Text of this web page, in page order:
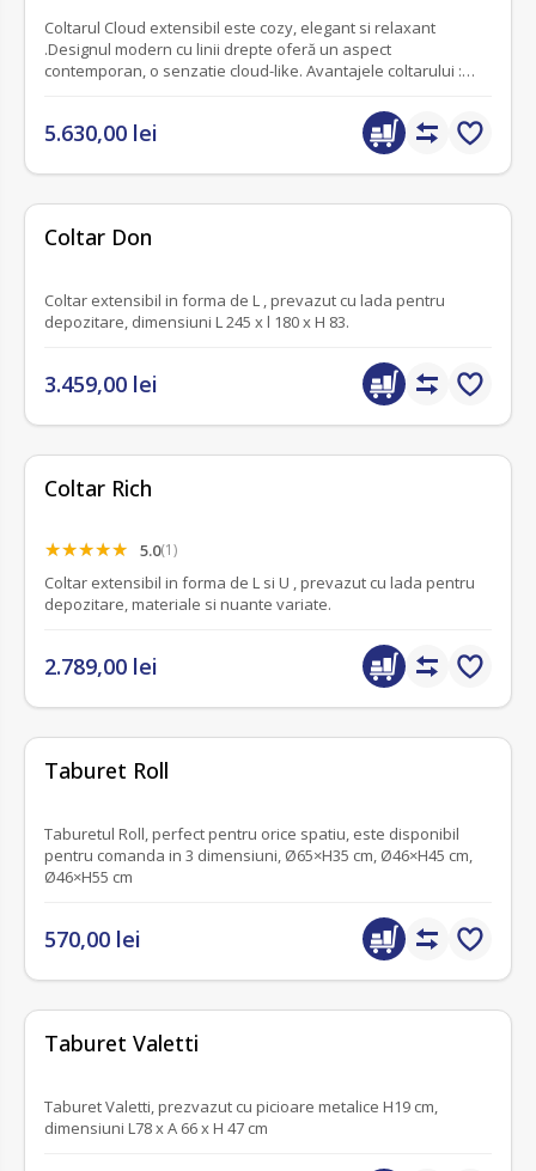
Coltarul Cloud extensibil este cozy, elegant si relaxant
.Designul modern cu linii drepte oferă un aspect
contemporan, o senzatie cloud-like. Avantajele coltarului :
5.630,00 lei
Coltar Don
Coltar extensibil in forma de L , prevazut cu lada pentru
depozitare, dimensiuni L 245 x l 180 x H 83.
3.459,00 lei
Coltar Rich
5.0(1)
Coltar extensibil in forma de L si U , prevazut cu lada pentru
depozitare, materiale si nuante variate.
2.789,00 lei
Taburet Roll
Taburetul Roll, perfect pentru orice spatiu, este disponibil
pentru comanda in 3 dimensiuni, Ø65×H35 cm, Ø46×H45 cm,
Ø46×H55 cm
570,00 lei
Taburet Valetti
Taburet Valetti, prezvazut cu picioare metalice H19 cm,
dimensiuni L78 x A 66 x H 47 cm